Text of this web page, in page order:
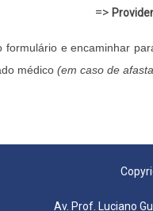
=>
formulário e encaminhar
médico (em caso de
Av. Prof. Luciano